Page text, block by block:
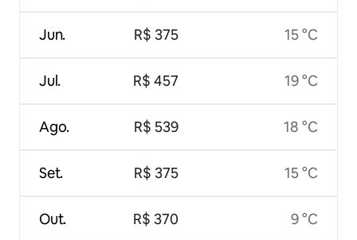
Jun.
Jul.
Ago.
Set.
Out.
R$ 375
R$ 457
R$ 539
R$ 375
R$ 370
15 °C
19 °C
18 °C
15 °C
9 °C